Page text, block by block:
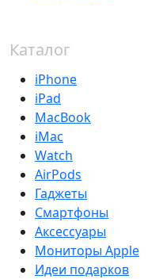
Каталог
iPhone
iPad
MacBook
iMac
Watch
AirPods
Гаджеты
Смартфоны
Аксессуары
Мониторы Apple
Идеи подарков